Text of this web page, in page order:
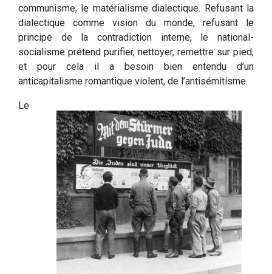
communisme, le matérialisme dialectique. Refusant la
dialectique comme vision du monde, refusant le
principe de la contradiction interne, le national-
socialisme prétend purifier, nettoyer, remettre sur pied,
et pour cela il a besoin bien entendu d’un
anticapitalisme romantique violent, de l’antisémitisme.
Le